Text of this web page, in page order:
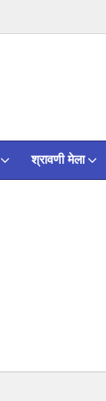
श्रावणी मेला